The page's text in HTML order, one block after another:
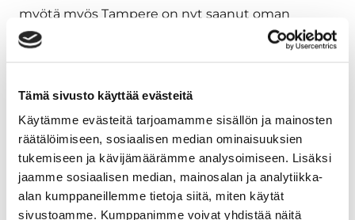
Tämä sivusto käyttää evästeitä
Käytämme evästeitä tarjoamamme sisällön ja mainosten
räätälöimiseen, sosiaalisen median ominaisuuksien
tukemiseen ja kävijämäärämme analysoimiseen. Lisäksi
jaamme sosiaalisen median, mainosalan ja analytiikka-
alan kumppaneillemme tietoja siitä, miten käytät
sivustoamme. Kumppanimme voivat yhdistää näitä
myötä myös Tampere on nyt saanut oman
Platinum-tason kohteensa.
kohteen laadusta. GO21 on ensimmäinen LEED
Platinum –kohteemme, ja olemme kaikin puolin
erittäin tyytyväisiä lopputulokseen”, kertoo
GO21:n sijoittaja- ja omistajakumppani A. Ahlström
Kiinteistöjen kiinteistöjohtajaPia Lindborg.